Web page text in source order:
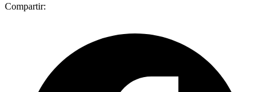
Compartir: